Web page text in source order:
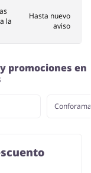
la
Hasta nuevo
aviso
promociones en
Conforama